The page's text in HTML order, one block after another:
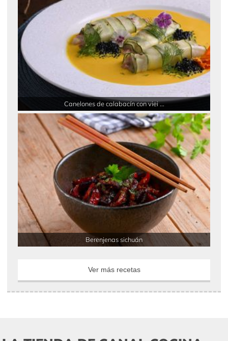
Canelones de calabacín con viei ...
Berenjenas sichuán
Ver más recetas